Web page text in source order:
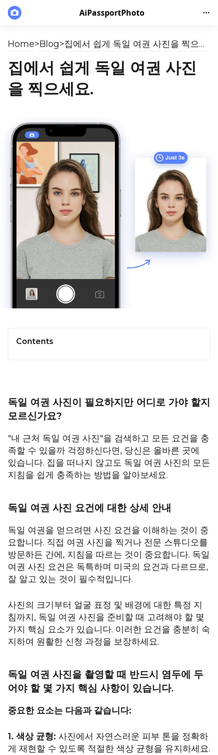
AiPassportPhoto
Home>Blog> 집에서 쉽게 독일 여권 사진을 찍으세요.
집에서 쉽게 독일 여권 사진
을 찍으세요.
Contents
독일 여권 사진이 필요하지만 어디로 가야 할지
모르신가요?
"내 근처 독일 여권 사진"을 검색하고 모든 요건을 충
족할 수 있을까 걱정하신다면, 당신은 올바른 곳에
있습니다. 집을 떠나지 않고도 독일 여권 사진의 모든
지침을 쉽게 충족하는 방법을 알아보세요.
독일 여권 사진 요건에 대한 상세 안내
독일 여권을 얻으려면 사진 요건을 이해하는 것이 중
요합니다. 직접 여권 사진을 찍거나 전문 스튜디오를
방문하든 간에, 지침을 따르는 것이 중요합니다. 독일
여권 사진 요건은 독특하며 미국의 요건과 다르므로,
잘 알고 있는 것이 필수적입니다.
사진의 크기부터 얼굴 표정 및 배경에 대한 특정 지
침까지, 독일 여권 사진을 준비할 때 고려해야 할 몇
가지 핵심 요소가 있습니다. 이러한 요건을 충분히 숙
지하여 원활한 신청 과정을 보장하세요.
독일 여권 사진을 촬영할 때 반드시 염두에 두
어야 할 몇 가지 핵심 사항이 있습니다.
중요한 요소는 다음과 같습니다:
1. 색상 균형: 사진에서 자연스러운 피부 톤을 정확하
게 재현할 수 있도록 적절한 색상 균형을 유지하세요.